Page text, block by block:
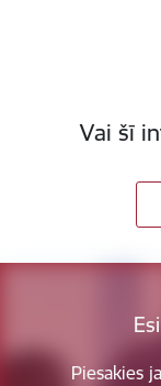
Vai šī
Piesakies